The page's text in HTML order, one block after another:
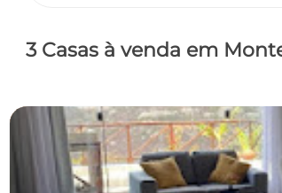
3 Casas à venda em